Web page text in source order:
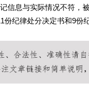
信息与实际情况不符，
份纪律处分决定书和9